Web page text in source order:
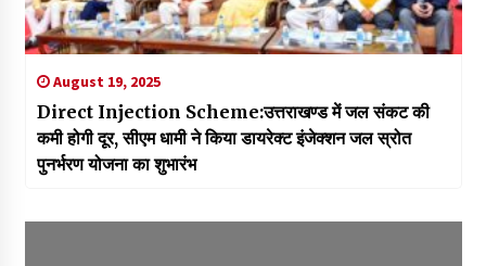
August 19, 2025
Direct Injection Scheme:उत्तराखण्ड में जल संकट की
कमी होगी दूर, सीएम धामी ने किया डायरेक्ट इंजेक्शन जल स्रोत
पुनर्भरण योजना का शुभारंभ